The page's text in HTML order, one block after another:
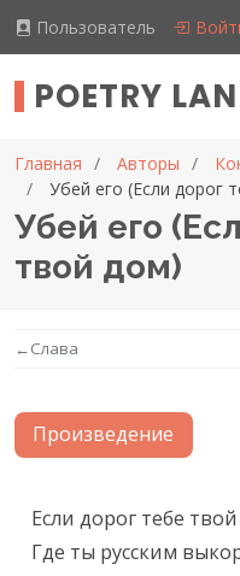
Пользователь
POETRY
Главная Авторы
Убей его (Если дорог
Убей его
твой дом)
←Слава
Произведение
Текст
Если дорог тебе
Где ты русским